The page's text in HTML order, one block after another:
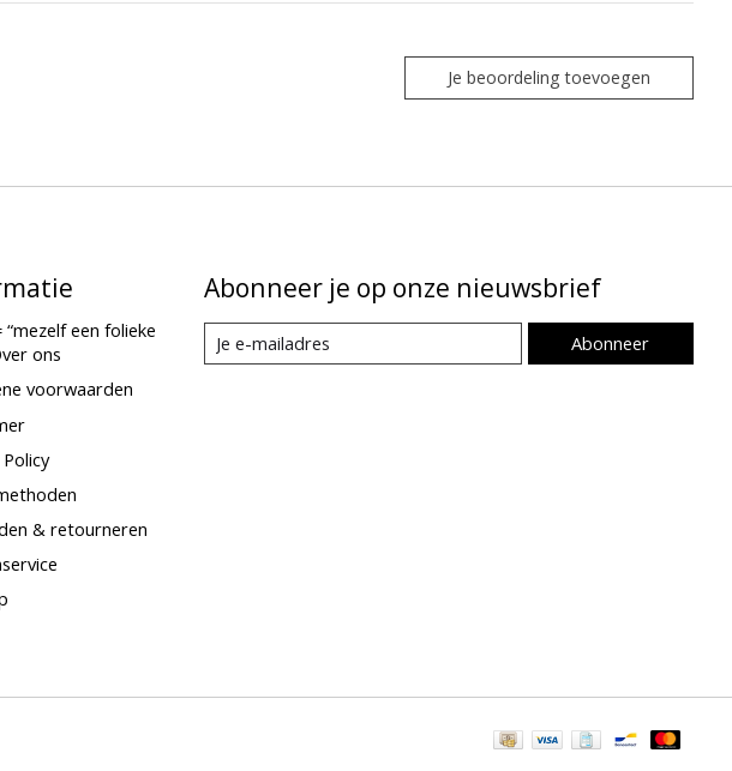
Je beoordeling toevoegen
“mezelf een folieke
ons
voorwaarden
& retourneren
Abonneer je op onze nieuwsbrief
Abonneer